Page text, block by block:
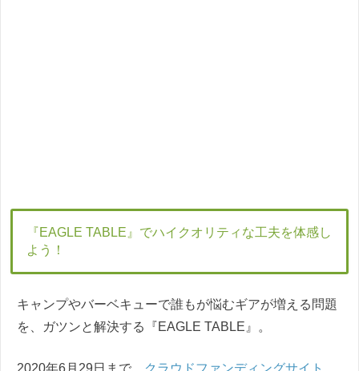
『EAGLE TABLE』でハイクオリティな工夫を体感し
よう！
キャンプやバーベキューで誰もが悩むギアが増える問題
を、ガツンと解決する『EAGLE TABLE』。